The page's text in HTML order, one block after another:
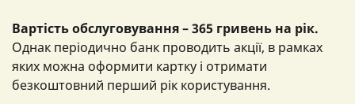
Вартість обслуговування – 365 гривень на рік.
Однак періодично банк проводить акції, в рамках
яких можна оформити картку і отримати
безкоштовний перший рік користування.